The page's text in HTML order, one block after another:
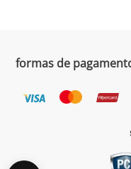
formas de